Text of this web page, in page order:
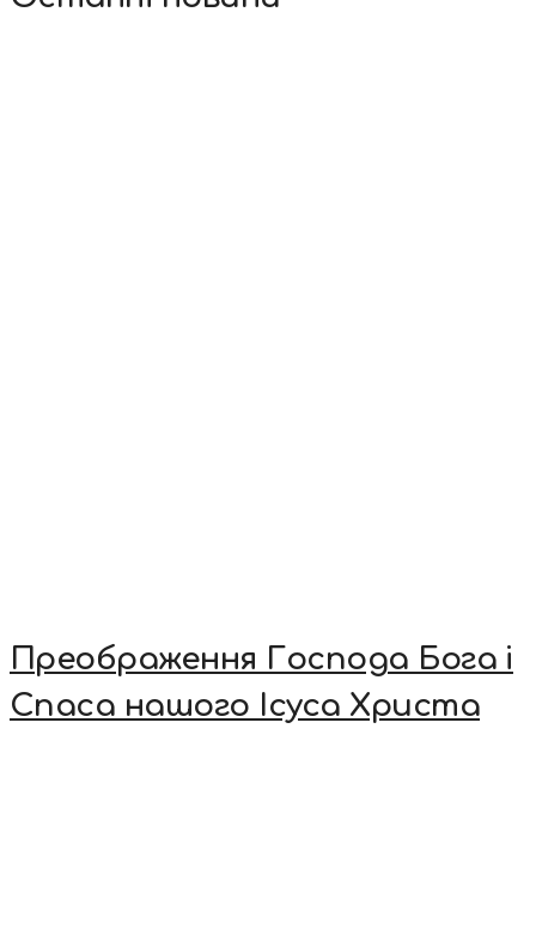
Преображення Господа Бога і
Спаса нашого Ісуса Христа